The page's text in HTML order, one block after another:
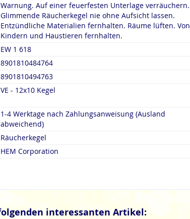
Warnung. Auf einer feuerfesten Unterlage verräuchern.
Glimmende Räucherkegel nie ohne Aufsicht lassen.
Entzündliche Materialien fernhalten. Räume lüften. Von
Kindern und Haustieren fernhalten.
EW 1 618
8901810484764
8901810494763
VE - 12x10 Kegel
1-4 Werktage nach Zahlungsanweisung (Ausland
abweichend)
Räucherkegel
HEM Corporation
interessanten Artikel: